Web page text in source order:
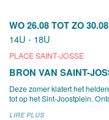
WO 26.08 TOT ZO 30.08
14U - 18U
PLACE SAINT-JOSSE
BRON VAN SAINT-
Deze zomer klatert het
tot op het Sint-Joostplein.
LIRE PLUS